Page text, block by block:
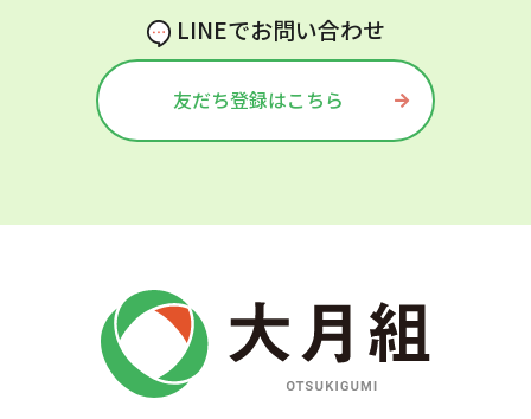
LINEでお問い合わせ
友だち登録はこちら